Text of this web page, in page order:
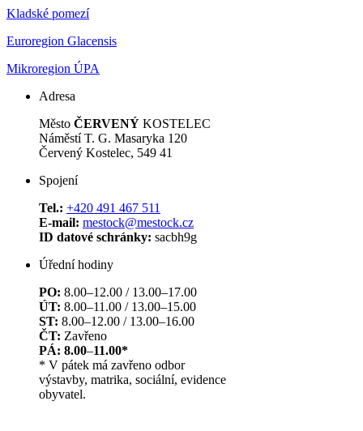
Kladské pomezí
Euroregion Glacensis
Mikroregion ÚPA
Adresa
Město ČERVENÝ KOSTELEC
Náměstí T. G. Masaryka 120
Červený Kostelec, 549 41
Spojení
Tel.: +420 491 467 511
E-mail: mestock@mestock.cz
ID datové schránky: sacbh9g
Úřední hodiny
PO: 8.00–12.00 / 13.00–17.00
ÚT: 8.00–11.00 / 13.00–15.00
ST: 8.00–12.00 / 13.00–16.00
ČT: Zavřeno
PÁ: 8.00–11.00*
* V pátek má zavřeno odbor
výstavby, matrika, sociální, evidence
obyvatel.